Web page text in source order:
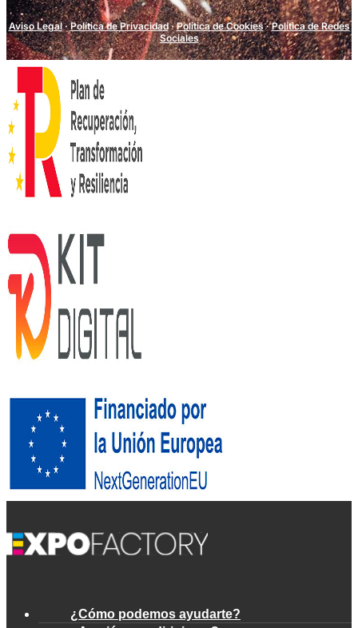
Aviso Legal·Política de Privacidad·Política de Cookies·Política de Redes
Sociales
¿Cómo podemos ayudarte?